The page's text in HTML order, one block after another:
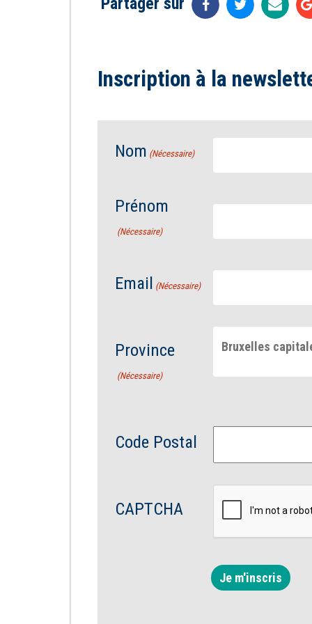
Inscription à la
Nom (Nécessaire)
Prénom
(Nécessaire)
Email (Nécessaire)
Province
(Nécessaire)
Bruxelles
Code Postal
CAPTCHA
Je m'inscris